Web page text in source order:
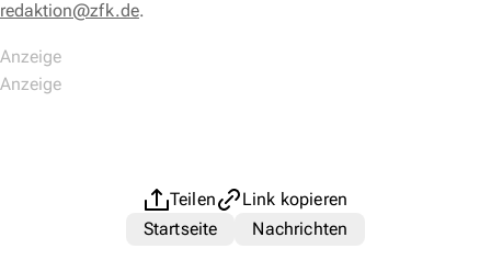
redaktion@zfk.de.
Teilen
Link kopieren
Startseite
Nachrichten